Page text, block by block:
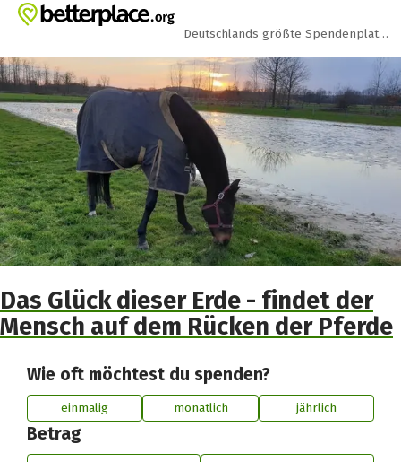
Zum Hauptinhalt springen
Erklärung zur Barrierefreiheit anzeigen
Deutschlands größte Spendenplattform
Das Glück dieser Erde - findet der
Mensch auf dem Rücken der Pferde
Wie oft möchtest du spenden?
einmalig monatlich jährlich
Betrag